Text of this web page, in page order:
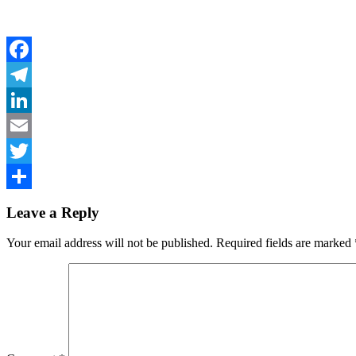
Facebook
Telegram
LinkedIn
Email
Twitter
Leave a Reply
Your email address will not be published. Required fields are marked